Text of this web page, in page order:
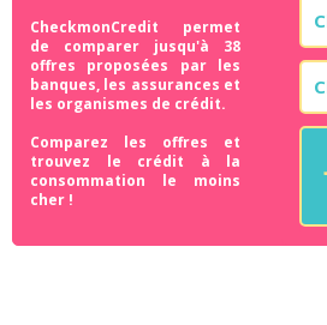
CheckmonCredit permet
de comparer jusqu'à 38
offres proposées par les
banques, les assurances et
les organismes de crédit.
Comparez les offres et
trouvez le crédit à la
consommation le moins
cher !